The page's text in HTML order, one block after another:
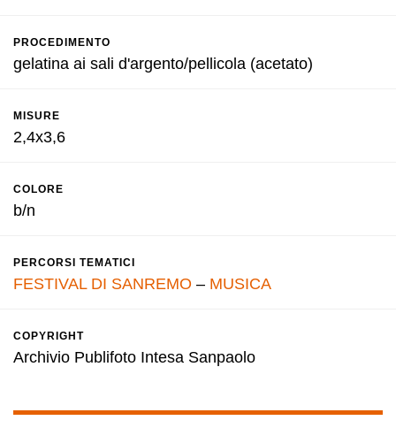
PROCEDIMENTO
gelatina ai sali d'argento/pellicola (acetato)
MISURE
2,4x3,6
COLORE
b/n
PERCORSI TEMATICI
FESTIVAL DI SANREMO – MUSICA
COPYRIGHT
Archivio Publifoto Intesa Sanpaolo